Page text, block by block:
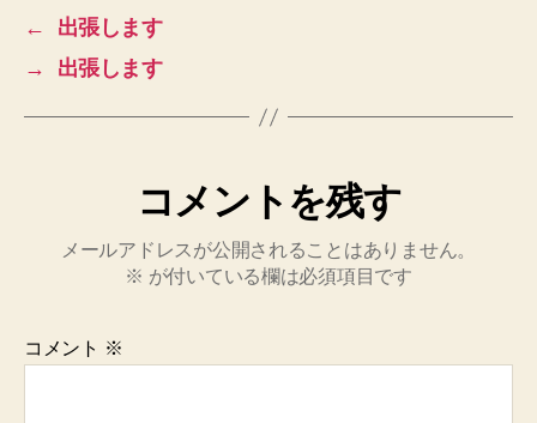
←
出張します
→
出張します
コメントを残す
メールアドレスが公開されることはありません。
※ が付いている欄は必須項目です
コメント ※